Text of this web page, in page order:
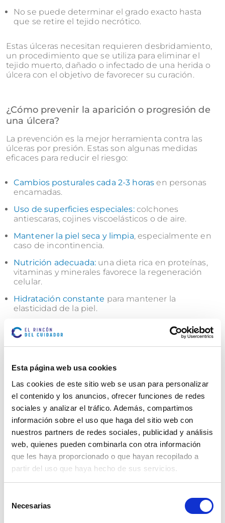
Esta página web usa cookies
Las cookies de este sitio web se usan para personalizar
el contenido y los anuncios, ofrecer funciones de redes
sociales y analizar el tráfico. Además, compartimos
información sobre el uso que haga del sitio web con
nuestros partners de redes sociales, publicidad y análisis
web, quienes pueden combinarla con otra información
que les haya proporcionado o que hayan recopilado a
partir del uso que haya hecho de sus servicios.
Necesarias
No se puede determinar el grado exacto hasta
que se retire el tejido necrótico.
Estas úlceras necesitan requieren desbridamiento,
un procedimiento que se utiliza para eliminar el
tejido muerto, dañado o infectado de una herida o
úlcera con el objetivo de favorecer su curación.
¿Cómo prevenir la aparición o progresión de
una úlcera?
La prevención es la mejor herramienta contra las
úlceras por presión. Estas son algunas medidas
eficaces para reducir el riesgo:
Cambios posturales cada 2-3 horas en personas
encamadas.
Uso de superficies especiales:colchones
antiescaras, cojines viscoelásticos o de aire.
Mantener la piel seca y limpia, especialmente en
caso de incontinencia.
Nutrición adecuada: una dieta rica en proteínas,
vitaminas y minerales favorece la regeneración
celular.
Hidratación constante para mantener la
elasticidad de la piel.
Evitar arrugas en la ropa de cama
y objetos que
puedan causar presión localizada.
formación o asesoramiento sobre cómo realizar
estas prácticas de forma correcta.
Tratamiento de cada grado de úlcera
El tratamiento varía según el grado de la úlcera:
Grado 1:eliminar la presión, hidratar la piel, aplicar
cremas barrera.
Grado 2:curas húmedas con apósitos
hidrocoloides o hidrogeles.
absorbentes, posibilidad de desbridamiento.